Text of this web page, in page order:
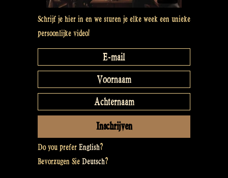
Schrijf je hier in en we sturen je elke week een unieke
persoonlijke video!
Do you prefer English?
Bevorzugen Sie Deutsch?